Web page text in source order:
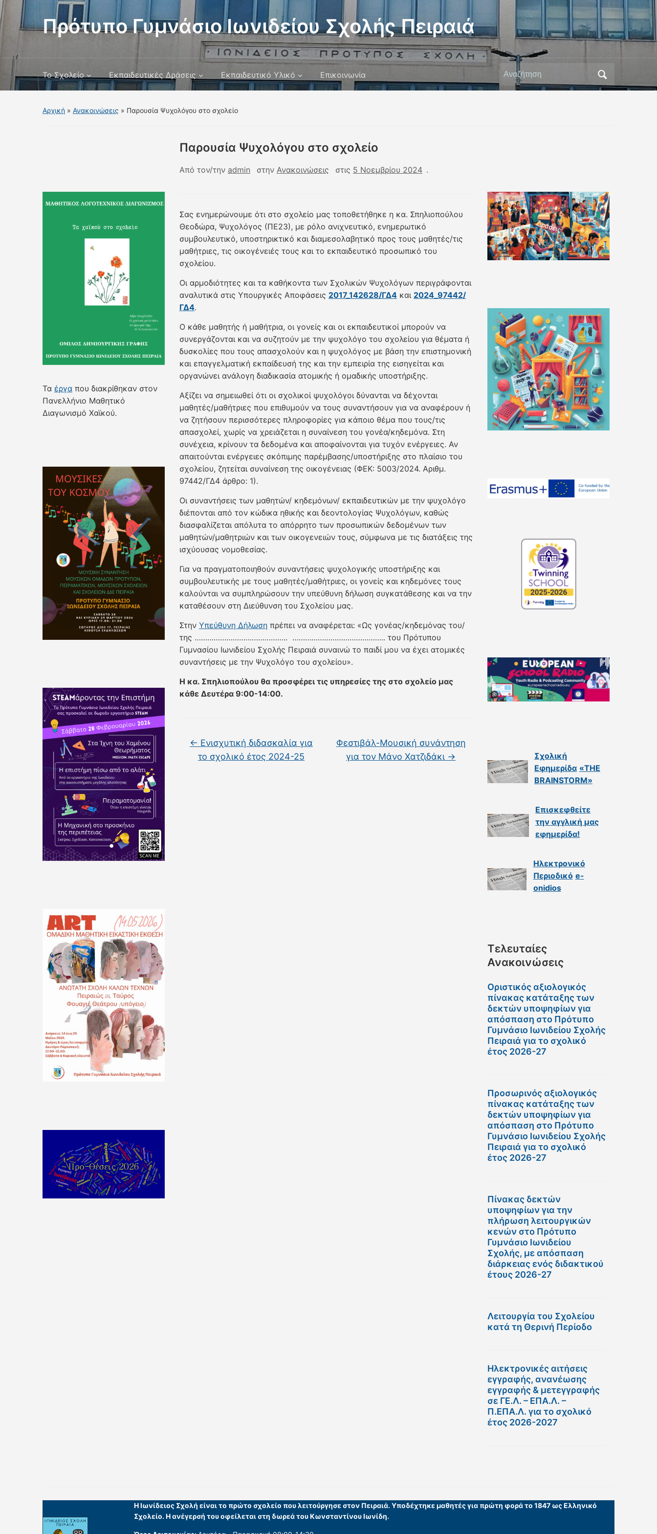
Πρότυπο Γυμνάσιο Ιωνιδείου Σχολής Πειραιά
Το Σχολείο Εκπαιδευτικές Δράσεις Εκπαιδευτικό Υλικό Επικοινωνία
Αναζήτηση
για:
Αρχική » Ανακοινώσεις » Παρουσία Ψυχολόγου στο σχολείο
Τα έργα που διακρίθηκαν στον
Πανελλήνιο Μαθητικό
Διαγωνισμό Χαϊκού.
Παρουσία Ψυχολόγου στο σχολείο
Από τον/την admin στην Ανακοινώσεις στις 5 Νοεμβρίου 2024 .
Σας ενημερώνουμε ότι στο σχολείο μας τοποθετήθηκε η κα. Σπηλιοπούλου
Θεοδώρα, Ψυχολόγος (ΠΕ23), με ρόλο ανιχνευτικό, ενημερωτικό
συμβουλευτικό, υποστηρικτικό και διαμεσολαβητικό προς τους μαθητές/τις
μαθήτριες, τις οικογένειές τους και το εκπαιδευτικό προσωπικό του
σχολείου.
Οι αρμοδιότητες και τα καθήκοντα των Σχολικών Ψυχολόγων περιγράφονται
αναλυτικά στις Υπουργικές Αποφάσεις 2017_142628/ΓΔ4 και 2024_97442/
ΓΔ4.
Ο κάθε μαθητής ή μαθήτρια, οι γονείς και οι εκπαιδευτικοί μπορούν να
συνεργάζονται και να συζητούν με την ψυχολόγο του σχολείου για θέματα ή
δυσκολίες που τους απασχολούν και η ψυχολόγος με βάση την επιστημονική
και επαγγελματική εκπαίδευσή της και την εμπειρία της εισηγείται και
οργανώνει ανάλογη διαδικασία ατομικής ή ομαδικής υποστήριξης.
Αξίζει να σημειωθεί ότι οι σχολικοί ψυχολόγοι δύνανται να δέχονται
μαθητές/μαθήτριες που επιθυμούν να τους συναντήσουν για να αναφέρουν ή
να ζητήσουν περισσότερες πληροφορίες για κάποιο θέμα που τους/τις
απασχολεί, χωρίς να χρειάζεται η συναίνεση του γονέα/κηδεμόνα. Στη
συνέχεια, κρίνουν τα δεδομένα και αποφαίνονται για τυχόν ενέργειες. Αν
απαιτούνται ενέργειες σκόπιμης παρέμβασης/υποστήριξης στο πλαίσιο του
σχολείου, ζητείται συναίνεση της οικογένειας (ΦΕΚ: 5003/2024. Αριθμ.
97442/ΓΔ4 άρθρο: 1).
Οι συναντήσεις των μαθητών/ κηδεμόνων/ εκπαιδευτικών με την ψυχολόγο
διέπονται από τον κώδικα ηθικής και δεοντολογίας Ψυχολόγων, καθώς
διασφαλίζεται απόλυτα το απόρρητο των προσωπικών δεδομένων των
μαθητών/μαθητριών και των οικογενειών τους, σύμφωνα με τις διατάξεις της
ισχύουσας νομοθεσίας.
Για να πραγματοποιηθούν συναντήσεις ψυχολογικής υποστήριξης και
συμβουλευτικής με τους μαθητές/μαθήτριες, οι γονείς και κηδεμόνες τους
καλούνται να συμπληρώσουν την υπεύθυνη δήλωση συγκατάθεσης και να την
καταθέσουν στη Διεύθυνση του Σχολείου μας.
Στην Υπεύθυνη Δήλωση πρέπει να αναφέρεται: «Ως γονέας/κηδεμόνας του/
της …………………………………….. …………………………………….. του Πρότυπου
Γυμνασίου Ιωνιδείου Σχολής Πειραιά συναινώ το παιδί μου να έχει ατομικές
συναντήσεις με την Ψυχολόγο του σχολείου».
Η κα. Σπηλιοπούλου θα προσφέρει τις υπηρεσίες της στο σχολείο μας
κάθε Δευτέρα 9:00-14:00.
← Ενισχυτική διδασκαλία για
το σχολικό έτος 2024-25
Φεστιβάλ-Μουσική συνάντηση
για τον Μάνο Χατζιδάκι →
Σχολική
Εφημερίδα «THE
BRAINSTORM»
Επισκεφθείτε
την αγγλική μας
εφημερίδα!
Ηλεκτρονικό
Περιοδικό e-
onidios
Τελευταίες
Ανακοινώσεις
Οριστικός αξιολογικός
πίνακας κατάταξης των
δεκτών υποψηφίων για
απόσπαση στο Πρότυπο
Γυμνάσιο Ιωνιδείου Σχολής
Πειραιά για το σχολικό
έτος 2026-27
Προσωρινός αξιολογικός
πίνακας κατάταξης των
δεκτών υποψηφίων για
απόσπαση στο Πρότυπο
Γυμνάσιο Ιωνιδείου Σχολής
Πειραιά για το σχολικό
έτος 2026-27
Πίνακας δεκτών
υποψηφίων για την
πλήρωση λειτουργικών
κενών στο Πρότυπο
Γυμνάσιο Ιωνιδείου
Σχολής, με απόσπαση
διάρκειας ενός διδακτικού
έτους 2026-27
Λειτουργία του Σχολείου
κατά τη Θερινή Περίοδο
Ηλεκτρονικές αιτήσεις
εγγραφής, ανανέωσης
εγγραφής & μετεγγραφής
σε ΓΕ.Λ. – ΕΠΑ.Λ. –
Π.ΕΠΑ.Λ. για το σχολικό
έτος 2026-2027
Η Ιωνίδειος Σχολή είναι το πρώτο σχολείο που λειτούργησε στον Πειραιά. Υποδέχτηκε μαθητές για πρώτη φορά το 1847 ως Ελληνικό
Σχολείο. Η ανέγερσή του οφείλεται στη δωρεά του Κωνσταντίνου Ιωνίδη.